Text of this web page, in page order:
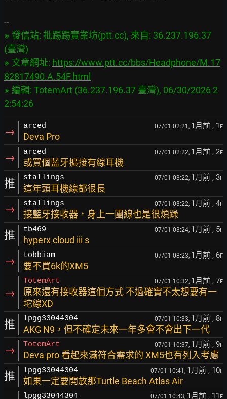
※ 發信站: 批踢踢實業坊(ptt.cc), 來自: 36.237.196.37
(臺灣)
※ 文章網址: https://www.ptt.cc/bbs/Headphone/M.17
82817490.A.54F.html
※ 編輯: TotemArt (36.237.196.37 臺灣), 06/30/2026 2
→ arced 07/01 02:21, 1月前 , 1 F
Deva Pro
→ arced 07/01 02:22, 1月前 , 2F
或買個藍牙擴接有線耳機
推 stallings 07/01 03:22, 1月前 , 3F
這年頭耳機線都很長
→ stallings 07/01 03:22, 1月前 , 4F
接藍牙接收器，身上一團線也是很煩躁
推 tb469 07/01 03:24, 1月前 , 5F
hyperx cloud iii s
→ tobbiam 07/01 08:23, 1月前 , 6F
要不買6k的XM5
→
TotemArt 07/01 10:32, 1月前 , 7F
原來還有接收器這個方式 不過確實不太想要有一
坨線XD
推 lpgg33044304 07/01 10:33, 1月前 , 8F
AKG N9，但不確定未來一年多會不會出下一代
→ TotemArt 07/01 10:37, 1月前 , 9F
Deva pro 看起來滿符合需求的 XM5也有列入考慮
推 lpgg33044304 07/01 10:41, 1月前 , 10F
如果一定要開放那Turtle Beach Atlas Air
lpgg33044304 07/01 10:43, 1月前 , 11 F